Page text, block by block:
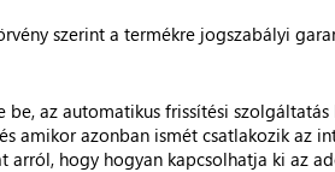
szerint a termékre jogszabályi
be, az automatikus frissítési
amikor azonban ismét csatlakozik az
hogy hogyan kapcsolhatja ki az